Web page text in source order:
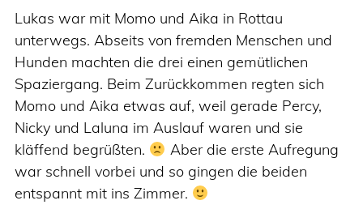
Lukas war mit Momo und Aika in Rottau
unterwegs. Abseits von fremden Menschen und
Hunden machten die drei einen gemütlichen
Spaziergang. Beim Zurückkommen regten sich
Momo und Aika etwas auf, weil gerade Percy,
Nicky und Laluna im Auslauf waren und sie
kläffend begrüßten.
Aber die erste Aufregung
war schnell vorbei und so gingen die beiden
entspannt mit ins Zimmer.